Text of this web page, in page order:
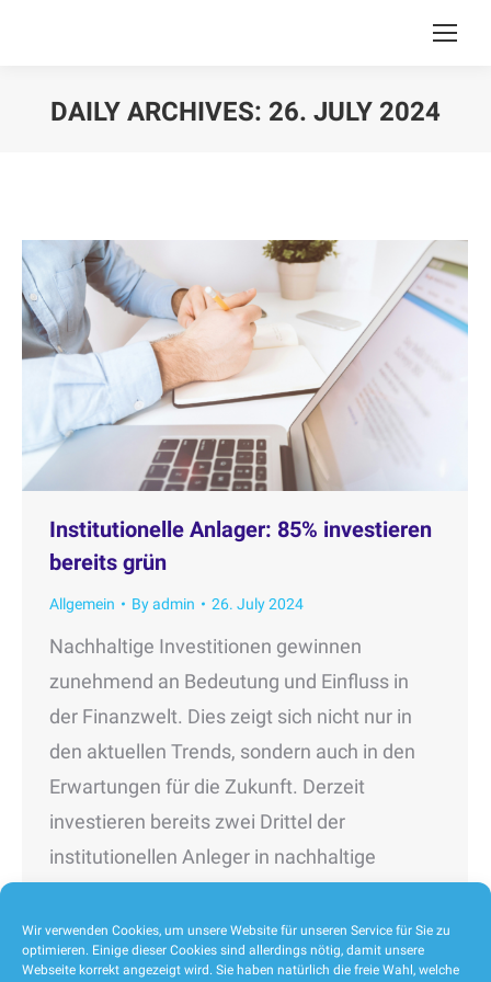
Wir verwenden Cookies, um unsere Website für unseren Service für Sie zu
optimieren. Einige dieser Cookies sind allerdings nötig, damit unsere
Webseite korrekt angezeigt wird. Sie haben natürlich die freie Wahl, welche
DAILY ARCHIVES: 26. JULY 2024
Institutionelle Anlager: 85% investieren
bereits grün
Allgemein Byadmin 26. July 2024
Nachhaltige Investitionen gewinnen
zunehmend an Bedeutung und Einfluss in
der Finanzwelt. Dies zeigt sich nicht nur in
den aktuellen Trends, sondern auch in den
Erwartungen für die Zukunft. Derzeit
investieren bereits zwei Drittel der
institutionellen Anleger in nachhaltige
ist ein deutlicher Beweis für das wachsende
Bewusstsein und die zunehmende